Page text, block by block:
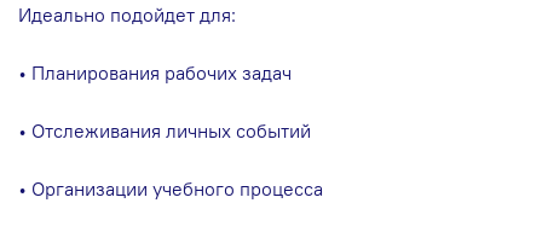
Идеально подойдет для:
• Планирования рабочих задач
• Отслеживания личных событий
• Организации учебного процесса